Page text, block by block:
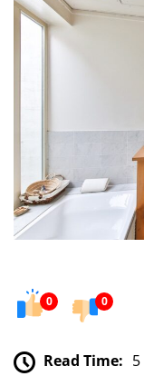
0 0
Read Time: